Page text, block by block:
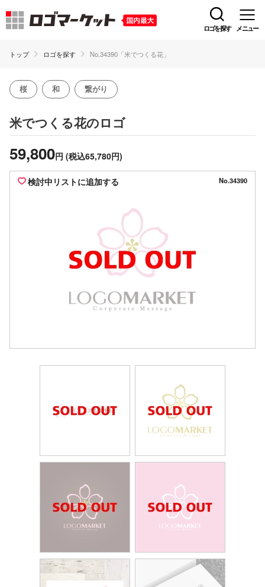
ロゴを探す メニュー
トップ ロゴを探す No.34390「米でつくる花」
桜 和 繋がり
米でつくる花のロゴ
59,800円 (税込65,780円)
検討中リストに追加する No.34390